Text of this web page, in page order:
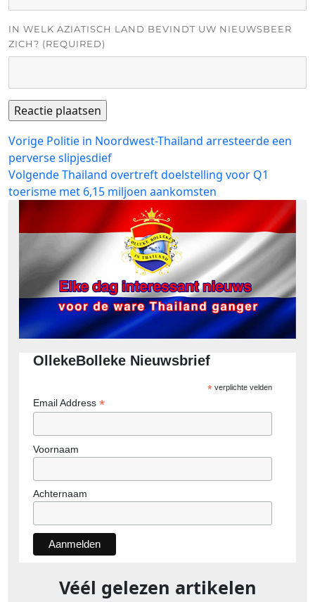
IN WELK AZIATISCH LAND BEVINDT UW NIEUWSBEER
ZICH? (REQUIRED)
Bericht
navigatie
Vorige Vorig
bericht:
Politie in Noordwest-Thailand arresteerde een
perverse slipjesdief
VolgendeVolgend
bericht:
Thailand overtreft doelstelling voor Q1
toerisme met 6,15 miljoen aankomsten
OllekeBolleke Nieuwsbrief
*verplichte velden
Email Address *
Voornaam
Achternaam
Véél gelezen artikelen